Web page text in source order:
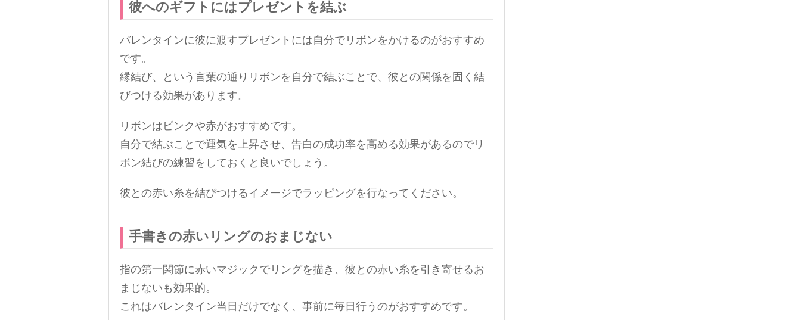
彼へのギフトにはプレゼントを結ぶ
バレンタインに彼に渡すプレゼントには自分でリボンをかけるのがおすすめ
です。
縁結び、という言葉の通りリボンを自分で結ぶことで、彼との関係を固く結
びつける効果があります。
リボンはピンクや赤がおすすめです。
自分で結ぶことで運気を上昇させ、告白の成功率を高める効果があるのでリ
ボン結びの練習をしておくと良いでしょう。
彼との赤い糸を結びつけるイメージでラッピングを行なってください。
手書きの赤いリングのおまじない
指の第一関節に赤いマジックでリングを描き、彼との赤い糸を引き寄せるお
まじないも効果的。
これはバレンタイン当日だけでなく、事前に毎日行うのがおすすめです。